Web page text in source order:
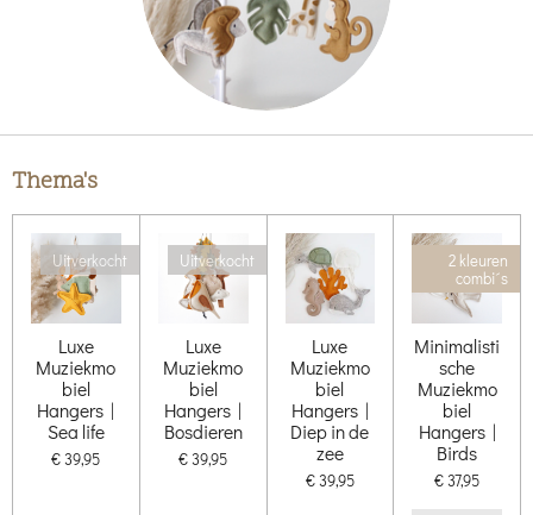
Thema's
Uitverkocht
Luxe
Muziekmo
biel
Hangers |
Sea life
€ 39,95
Uitverkocht
Luxe
Muziekmo
biel
Hangers |
Bosdieren
€ 39,95
Luxe
Muziekmo
biel
Hangers |
Diep in de
zee
€ 39,95
2 kleuren
combi´s
Minimalisti
sche
Muziekmo
biel
Hangers |
Birds
€ 37,95